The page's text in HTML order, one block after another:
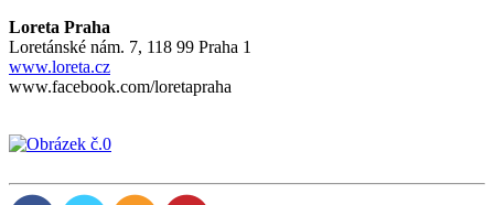
Loreta Praha
Loretánské nám. 7, 118 99 Praha 1
www.loreta.cz
www.facebook.com/loretapraha